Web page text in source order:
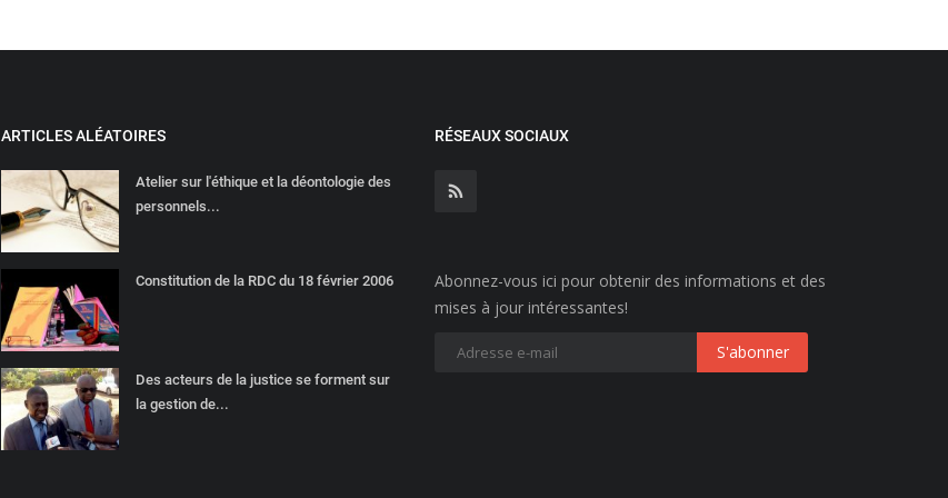
ARTICLES ALÉATOIRES
Atelier sur l'éthique et la déontologie des
personnels...
Constitution de la RDC du 18 février 2006
Des acteurs de la justice se forment sur
la gestion de...
RÉSEAUX SOCIAUX
Abonnez-vous ici pour obtenir des informations et des
mises à jour intéressantes!